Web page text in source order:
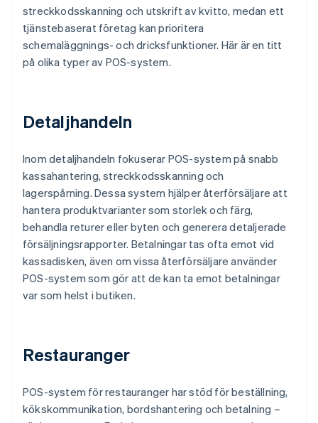
streckkodsskanning och utskrift av kvitto, medan ett
tjänstebaserat företag kan prioritera
schemaläggnings- och dricksfunktioner. Här är en titt
på olika typer av POS-system.
Detaljhandeln
Inom detaljhandeln fokuserar POS-system på snabb
kassahantering, streckkodsskanning och
lagerspårning. Dessa system hjälper återförsäljare att
hantera produktvarianter som storlek och färg,
behandla returer eller byten och generera detaljerade
försäljningsrapporter. Betalningar tas ofta emot vid
kassadisken, även om vissa återförsäljare använder
POS-system som gör att de kan ta emot betalningar
var som helst i butiken.
Restauranger
POS-system för restauranger har stöd för beställning,
kökskommunikation, bordshantering och betalning –